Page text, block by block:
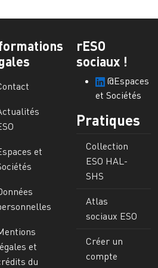
et
et
du
rESO
sociaux !
@Espaces
et Sociétés
Pratiques
Collection
ESO HAL-
SHS
Atlas
sociaux ESO
Créer un
compte